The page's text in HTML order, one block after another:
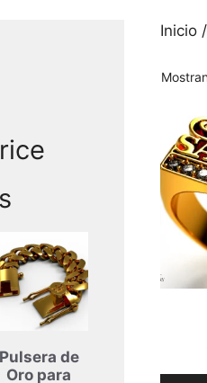
Inicio
Este
tiene
varias
Las
se
Pulsera de
Oro para